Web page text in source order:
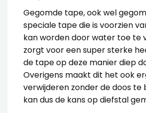
Gegomde tape, ook wel
speciale tape die is voorzien
kan worden door water toe te
zorgt voor een super sterke
de tape op deze manier diep
Overigens maakt dit het ook
verwijderen zonder de doos
kan dus de kans op diefstal